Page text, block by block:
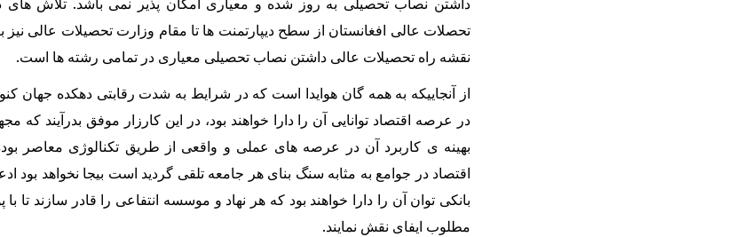
تحصلات عالی افغانستان از سطح دیپارتمنت ها تا مقام وزارت تحصیلات عالی
نقشه راه تحصیلات عالی داشتن نصاب تحصیلی معیاری در تمامی رشته ها است.
از آنجاییکه به همه گان هوایدا است که در شرایط به شدت رقابتی دهکده جهان
در عرصه اقتصاد توانایی آن را دارا خواهند بود، در این کارزار موفق بدرآیند
بهینه ی کاربرد آن در عرصه های عملی و واقعی از طریق تکنالوژی معاصر
اقتصاد در جوامع به مثابه سنگ بنای هر جامعه تلقی گردید است بیجا نخواهد بود
بانکی توان آن را دارا خواهند بود که هر نهاد و موسسه انتفاعی را قادر سازند
مطلوب ایفای نقش نمایند.